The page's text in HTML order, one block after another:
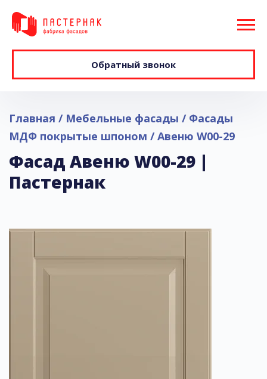
Обратный звонок
Главная Мебельные фасады
Фасады
МДФ покрытые шпоном
Авеню W00-29
Фасад Авеню W00-29 |
Пастернак